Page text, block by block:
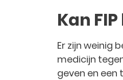
Kan
Er zijn weinig
medicijn
geven en een